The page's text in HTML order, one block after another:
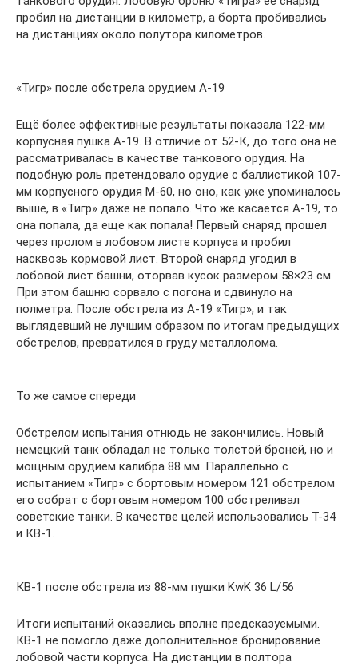
пробил на дистанции в километр, а борта пробивались
на дистанциях около полутора километров.
«Тигр» после обстрела орудием А-19
Ещё более эффективные результаты показала 122-мм
корпусная пушка А-19. В отличие от 52-К, до того она не
рассматривалась в качестве танкового орудия. На
подобную роль претендовало орудие с баллистикой 107-
мм корпусного орудия М-60, но оно, как уже упоминалось
выше, в «Тигр» даже не попало. Что же касается А-19, то
она попала, да еще как попала! Первый снаряд прошел
через пролом в лобовом листе корпуса и пробил
насквозь кормовой лист. Второй снаряд угодил в
лобовой лист башни, оторвав кусок размером 58×23 см.
При этом башню сорвало с погона и сдвинуло на
полметра. После обстрела из А-19 «Тигр», и так
выглядевший не лучшим образом по итогам предыдущих
обстрелов, превратился в груду металлолома.
То же самое спереди
Обстрелом испытания отнюдь не закончились. Новый
немецкий танк обладал не только толстой броней, но и
мощным орудием калибра 88 мм. Параллельно с
испытанием «Тигр» с бортовым номером 121 обстрелом
его собрат с бортовым номером 100 обстреливал
советские танки. В качестве целей использовались Т-34
и КВ-1.
КВ-1 после обстрела из 88-мм пушки KwK 36 L/56
Итоги испытаний оказались вполне предсказуемыми.
КВ-1 не помогло даже дополнительное бронирование
лобовой части корпуса. На дистанции в полтора